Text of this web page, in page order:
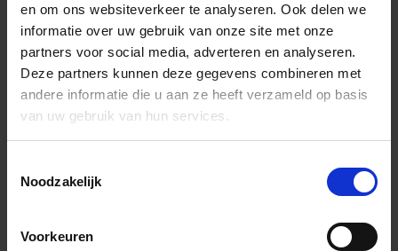
en om ons websiteverkeer te analyseren. Ook delen we
informatie over uw gebruik van onze site met onze
partners voor social media, adverteren en analyseren.
Deze partners kunnen deze gegevens combineren met
andere informatie die u aan ze heeft verzameld op basis
van uw gebruik van hun services.
Noodzakelijk
Voorkeuren